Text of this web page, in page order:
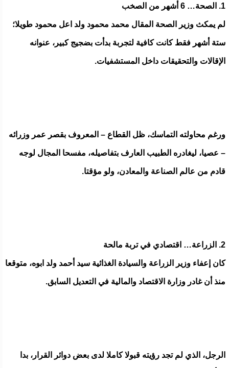
1. الصحة… 6 أشهر من الصخب
لم يمكث وزير الصحة المقال محمد محمود ولد اعل محمود طويلا؛
ستة أشهر فقط كانت كافية لتجربة بدأت بضجيج كبير، عنوانه
الإقالات والتحقيقات داخل المستشفيات.
ورغم محاولته التماسك، ظل القطاع – المعروف بقصر عمر وزرائه
– عصيا، ليغادره الطبيب العارف بتفاصيله، مفسحا المجال لوجه
قادم من عالم الصناعة والمعادن، ولو مؤقتا.
2. الزراعة… اقتصادي في تربة مالحة
كان إعفاء وزير الزراعة والسيادة الغذائية سيد أحمد ولد ابوه، متوقعا
منذ أن غادر وزارة الاقتصاد والمالية في التعديل السابق.
الرجل، الذي لم تجد رؤيته قبولا كاملا لدى بعض دوائر القرار، بدا